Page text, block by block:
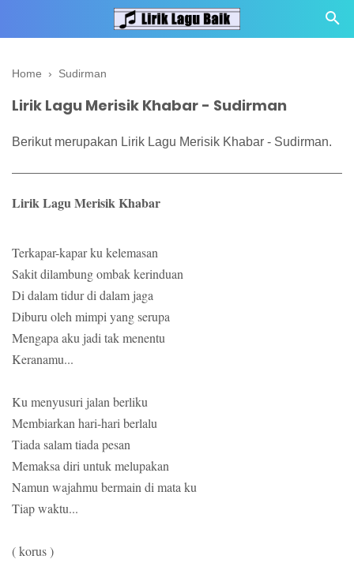
Home › Sudirman
Lirik Lagu Merisik Khabar - Sudirman
Berikut merupakan Lirik Lagu Merisik Khabar - Sudirman.
Lirik Lagu Merisik Khabar
Terkapar-kapar ku kelemasan
Sakit dilambung ombak kerinduan
Di dalam tidur di dalam jaga
Diburu oleh mimpi yang serupa
Mengapa aku jadi tak menentu
Keranamu...
Ku menyusuri jalan berliku
Membiarkan hari-hari berlalu
Tiada salam tiada pesan
Memaksa diri untuk melupakan
Namun wajahmu bermain di mata ku
Tiap waktu...
( korus )